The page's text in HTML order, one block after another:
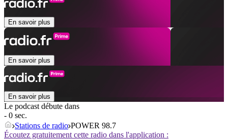
En savoir plus
En savoir plus
En savoir plus
Le podcast débute dans
- 0 sec.
Stations de radio POWER 98.7
Écoutez gratuitement cette radio dans l'application :